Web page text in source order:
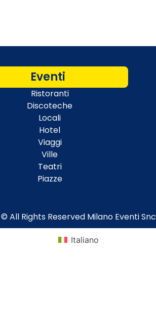
Eventi
Ristoranti
Discoteche
Locali
Hotel
Viaggi
Ville
Teatri
Piazze
© All Rights Reserved Milano Eventi Snc
Italiano